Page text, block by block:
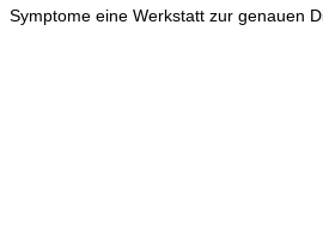
Symptome eine Werkstatt zur genauen